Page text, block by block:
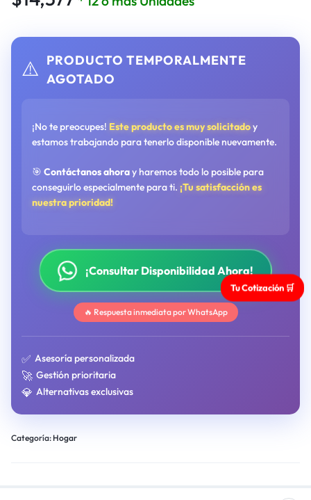
⚠️ PRODUCTO TEMPORALMENTE
AGOTADO
¡No te preocupes! Este producto es muy solicitadoy
estamos trabajando para tenerlo disponible nuevamente.
🎯 Contáctanos ahoray haremos todo lo posible para
conseguirlo especialmente para ti. ¡Tu satisfacción es
nuestra prioridad!
¡Consultar Disponibilidad Ahora!
🔥 Respuesta inmediata por WhatsApp
✅ Asesoría personalizada
🚀 Gestión prioritaria
💎 Alternativas exclusivas
Categoría: Hogar
Tu Cotización 🛒